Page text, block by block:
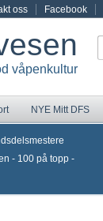
oss Facebook
våpenkultur
NYE Mitt DFS
- 100 på topp -